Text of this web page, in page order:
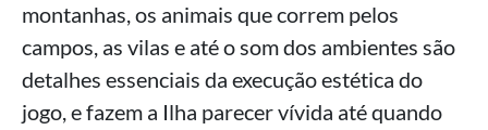
montanhas, os animais que correm pelos
campos, as vilas e até o som dos ambientes são
detalhes essenciais da execução estética do
jogo, e fazem a Ilha parecer vívida até quando